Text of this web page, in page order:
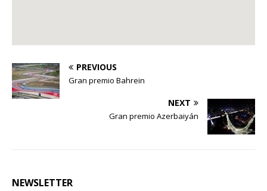
PREVIOUS
Gran premio Bahrein
NEXT
Gran premio Azerbaiyán
NEWSLETTER